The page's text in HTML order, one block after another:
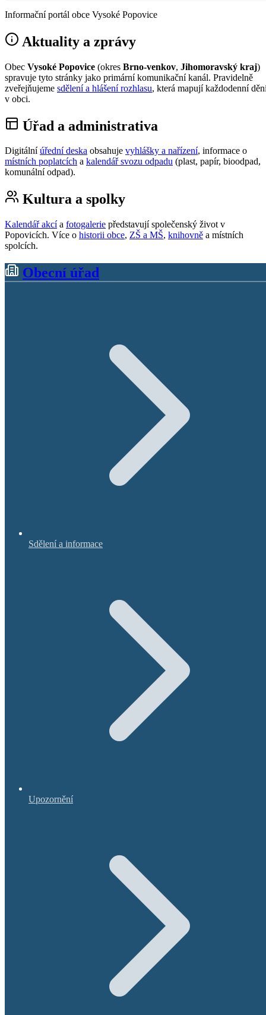
Informační portál obce Vysoké Popovice
Aktuality a zprávy
Obec Vysoké Popovice (okres Brno-venkov, Jihomoravský kraj)
spravuje tyto stránky jako primární komunikační kanál. Pravidelně
zveřejňujeme sdělení a hlášení rozhlasu, která mapují každodenní
v obci.
Úřad a administrativa
Digitální úřední deska obsahuje vyhlášky a nařízení, informace o
místních poplatcích a kalendář svozu odpadu (plast, papír, bioodpad,
komunální odpad).
Kultura a spolky
Kalendář akcía fotogalerie představují společenský život v
Popovicích. Více o historii obce, ZŠ a MŠ, knihovně a místních
spolcích.
Obecní úřad
Sdělení a informace
Upozornění